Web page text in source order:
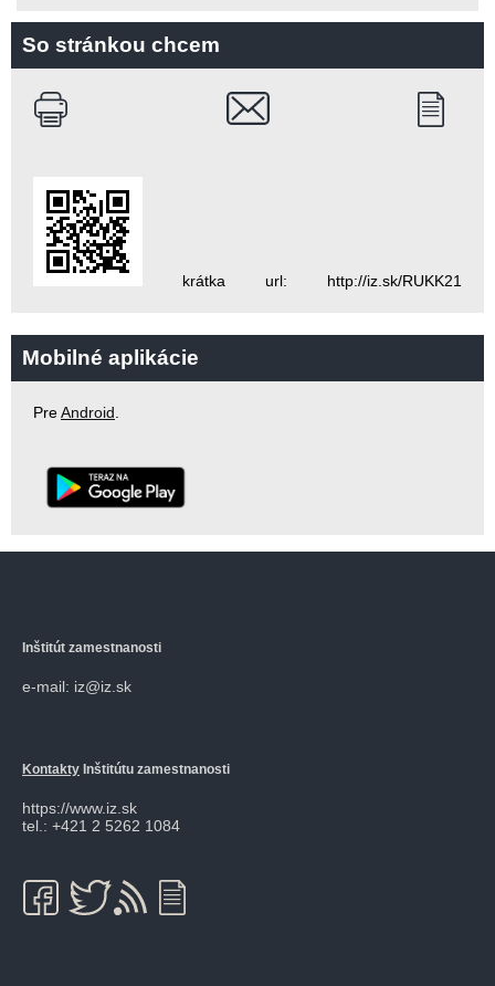
So stránkou chcem
krátka url: http://iz.sk/RUKK21
Mobilné aplikácie
PreAndroid.
Inštitút zamestnanosti
e-mail: iz@iz.sk
Kontakty Inštitútu zamestnanosti
https://www.iz.sk
tel.: +421 2 5262 1084